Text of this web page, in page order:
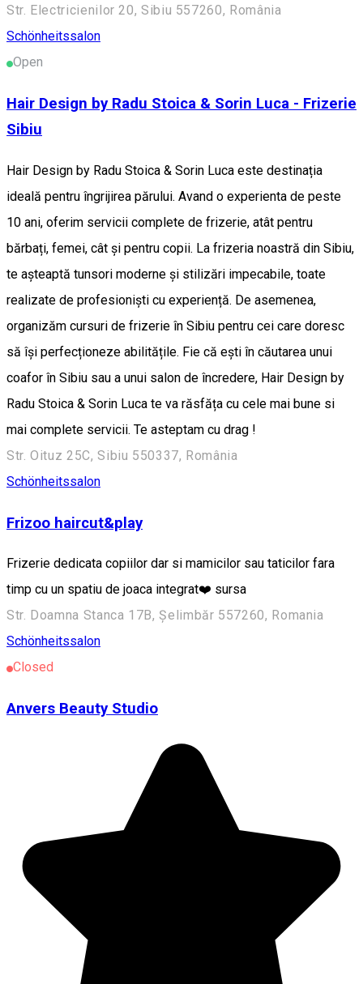
Str. Electricienilor 20, Sibiu 557260, România
Schönheitssalon
Open
Hair Design by Radu Stoica & Sorin Luca - Frizerie
Sibiu
Hair Design by Radu Stoica & Sorin Luca este destinația
ideală pentru îngrijirea părului. Avand o experienta de peste
10 ani, oferim servicii complete de frizerie, atât pentru
bărbați, femei, cât și pentru copii. La frizeria noastră din Sibiu,
te așteaptă tunsori moderne și stilizări impecabile, toate
realizate de profesioniști cu experiență. De asemenea,
organizăm cursuri de frizerie în Sibiu pentru cei care doresc
să își perfecționeze abilitățile. Fie că ești în căutarea unui
coafor în Sibiu sau a unui salon de încredere, Hair Design by
Radu Stoica & Sorin Luca te va răsfăța cu cele mai bune si
mai complete servicii. Te asteptam cu drag !
Str. Oituz 25C, Sibiu 550337, România
Schönheitssalon
Frizoo haircut&play
Frizerie dedicata copiilor dar si mamicilor sau taticilor fara
timp cu un spatiu de joaca integrat❤️ sursa
Str. Doamna Stanca 17B, Șelimbăr 557260, Romania
Schönheitssalon
Closed
Anvers Beauty Studio